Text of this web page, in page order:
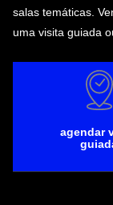
salas temáticas.
uma visita guiada
agendar